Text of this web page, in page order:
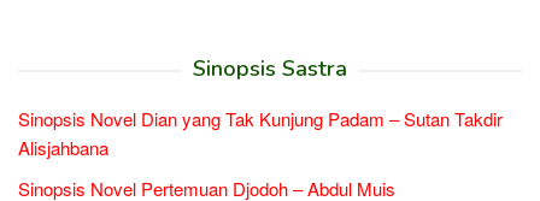
Sinopsis Sastra
Sinopsis Novel Dian yang Tak Kunjung Padam – Sutan Takdir
Alisjahbana
Sinopsis Novel Pertemuan Djodoh – Abdul Muis